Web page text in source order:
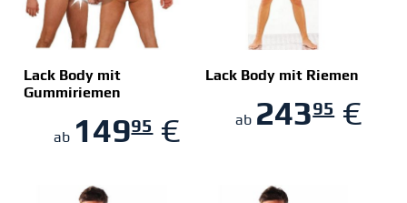
Lack Body mit
Gummiriemen
ab 14995€
Lack Body mit Riemen
ab 24395€
ZUM SHOP